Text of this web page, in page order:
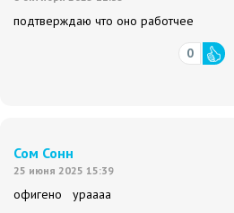
подтверждаю что оно работчее
0
Сом Сонн
25 июня 2025 15:39
офигено ураааа